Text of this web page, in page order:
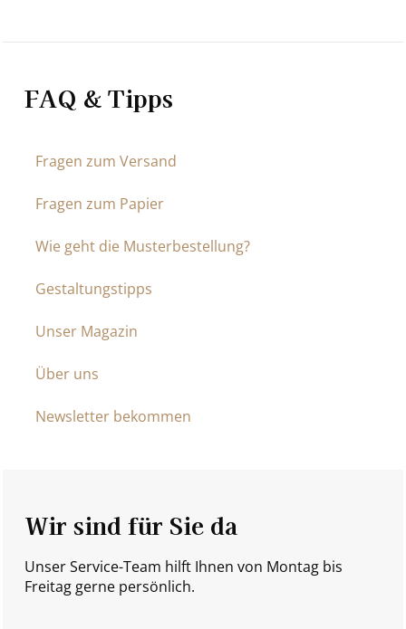
FAQ & Tipps
Fragen zum Versand
Fragen zum Papier
Wie geht die Musterbestellung?
Gestaltungstipps
Unser Magazin
Über uns
Newsletter bekommen
Wir sind für Sie da
Unser Service-Team hilft Ihnen von Montag bis
Freitag gerne persönlich.